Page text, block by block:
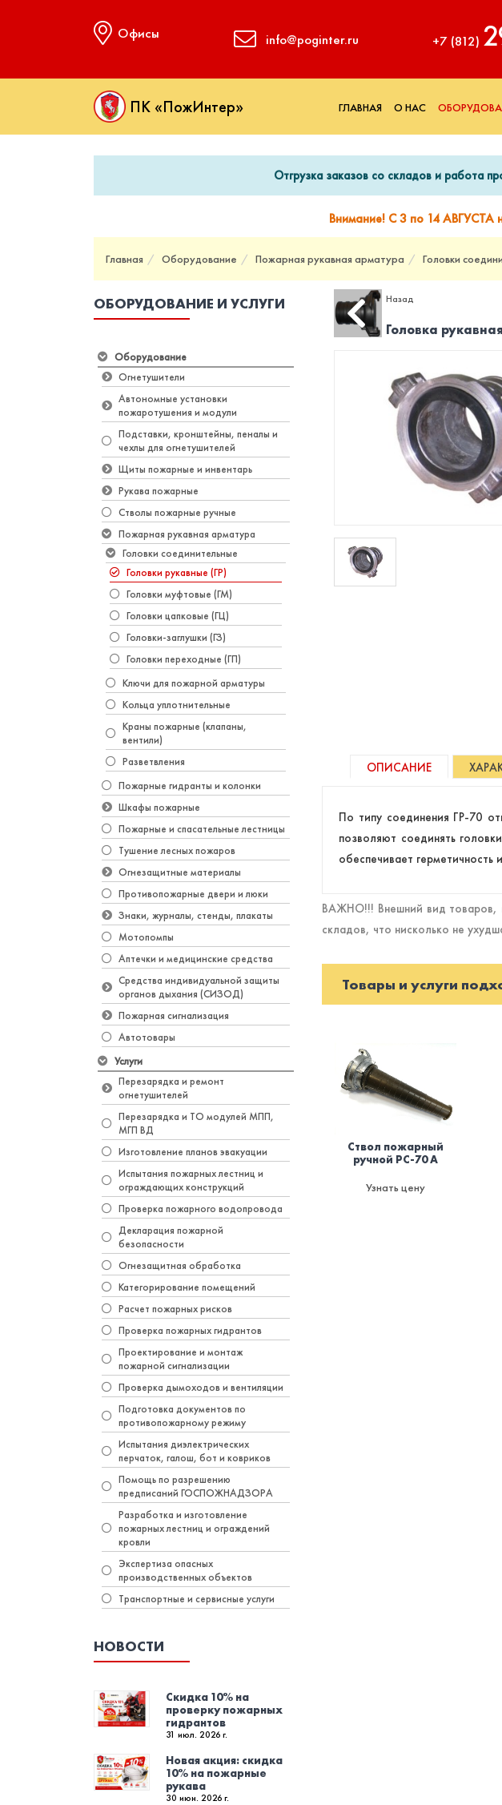
Офисы info@poginter.ru +7 (812)
ПК «ПожИнтер» ГЛАВНАЯ О НАС
Отгрузка заказов со складов и работа
Внимание! С 3 по 14
Главная Оборудование Пожарная рукавная арматура Головки
ОБОРУДОВАНИЕ И УСЛУГИ
Оборудование
Огнетушители
Автономные установки
пожаротушения и модули
Подставки, кронштейны, пеналы и
чехлы для огнетушителей
Щиты пожарные и инвентарь
Рукава пожарные
Стволы пожарные ручные
Пожарная рукавная арматура
Головки соединительные
Головки рукавные (ГР)
Головки муфтовые (ГМ)
Головки цапковые (ГЦ)
Головки-заглушки (ГЗ)
Головки переходные (ГП)
Ключи для пожарной арматуры
Кольца уплотнительные
Краны пожарные (клапаны,
вентили)
Разветвления
Пожарные гидранты и колонки
Шкафы пожарные
Пожарные и спасательные лестницы
Тушение лесных пожаров
Огнезащитные материалы
Противопожарные двери и люки
Знаки, журналы, стенды, плакаты
Мотопомпы
Аптечки и медицинские средства
Средства индивидуальной защиты
органов дыхания (СИЗОД)
Пожарная сигнализация
Автотовары
Услуги
Перезарядка и ремонт
огнетушителей
Перезарядка и ТО модулей МПП,
МГП ВД
Изготовление планов эвакуации
Испытания пожарных лестниц и
ограждающих конструкций
Проверка пожарного водопровода
Декларация пожарной
безопасности
Огнезащитная обработка
Категорирование помещений
Расчет пожарных рисков
Проверка пожарных гидрантов
Проектирование и монтаж
пожарной сигнализации
Проверка дымоходов и вентиляции
Подготовка документов по
противопожарному режиму
Испытания диэлектрических
перчаток, галош, бот и ковриков
Помощь по разрешению
предписаний ГОСПОЖНАДЗОРА
Разработка и изготовление
пожарных лестниц и ограждений
кровли
Экспертиза опасных
производственных объектов
Транспортные и сервисные услуги
НОВОСТИ
Скидка 10% на
проверку пожарных
гидрантов
31 июл. 2026 г.
Новая акция: скидка
10% на пожарные
рукава
30 июн. 2026 г.
Назад
Головка
ОПИСАНИЕ
По типу соединения ГР-70
позволяют соединять
обеспечивает
ВАЖНО!!! Внешний вид товаров,
складов, что нисколько не
Товары и услуги
Ствол пожарный
ручной РС-70 А
Узнать цену